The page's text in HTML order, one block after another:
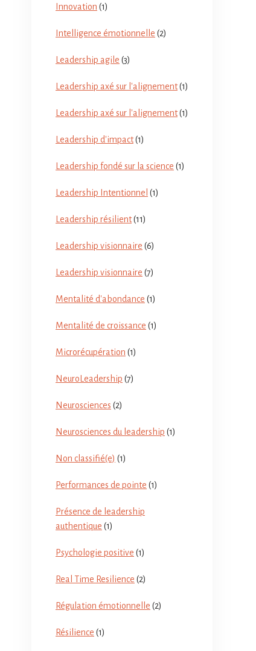
Innovation (1)
Intelligence émotionnelle (2)
Leadership agile (3)
Leadership axé sur l'alignement(1)
Leadership axé sur l'alignement(1)
Leadership d'impact(1)
Leadership fondé sur la science (1)
Leadership Intentionnel (1)
Leadership résilient(11)
Leadership visionnaire (6)
Leadership visionnaire (7)
Mentalité d'abondance (1)
Mentalité de croissance (1)
Microrécupération (1)
NeuroLeadership (7)
Neurosciences (2)
Neurosciences du leadership (1)
Non classifié(e) (1)
Performances de pointe (1)
Présence de leadership
authentique (1)
Psychologie positive (1)
Real Time Resilience (2)
Régulation émotionnelle (2)
Résilience (1)